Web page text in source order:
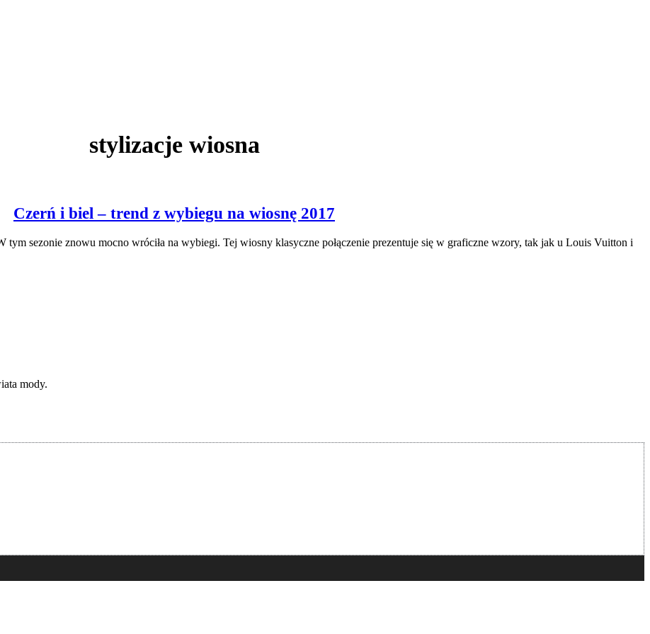
stylizacje wiosna
Czerń i biel – trend z wybiegu na wiosnę 2017
sezonie znowu mocno wróciła na wybiegi. Tej wiosny klasyczne połączenie prezentuje się w graficzne wzory, tak jak u Louis Vuitton i
mody.